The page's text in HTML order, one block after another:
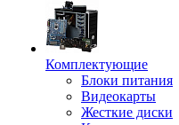
Комплектующие
Блоки питания
Видеокарты
Жесткие диски